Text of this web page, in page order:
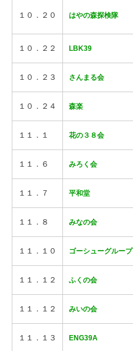
１０．２０ はやの森探検隊
１０．２２ LBK39
１０．２３ さんまる会
１０．２４ 森楽
１１．１ 花の３８会
１１．６ みろく会
１１．７ 平和堂
１１．８ みなの会
１１．１０ ゴーシューグループ
１１．１２ ふくの会
１１．１２ みいの会
１１．１３ ENG39A